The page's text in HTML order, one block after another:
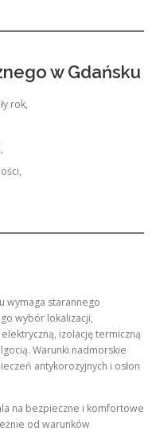
w Gdańsku
rok,
wymaga starannego
wybór lokalizacji,
izolację termiczną
Warunki nadmorskie
antykorozyjnych i osłon
na bezpieczne i komfortowe
od warunków